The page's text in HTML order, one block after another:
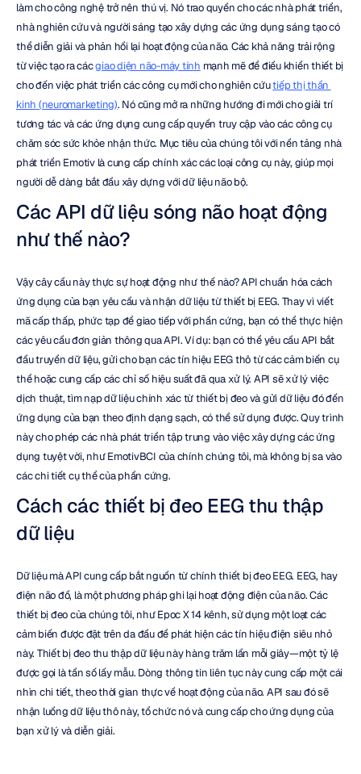
làm cho công nghệ trở nên thú vị. Nó trao quyền cho các nhà phát triển,
nhà nghiên cứu và người sáng tạo xây dựng các ứng dụng sáng tạo có
thể diễn giải và phản hồi lại hoạt động của não. Các khả năng trải rộng
từ việc tạo ra các giao diện não-máy tính mạnh mẽ để điều khiển thiết bị
cho đến việc phát triển các công cụ mới cho nghiên cứu tiếp thị thần
kinh (neuromarketing). Nó cũng mở ra những hướng đi mới cho giải trí
tương tác và các ứng dụng cung cấp quyền truy cập vào các công cụ
chăm sóc sức khỏe nhận thức. Mục tiêu của chúng tôi với nền tảng nhà
phát triển Emotiv là cung cấp chính xác các loại công cụ này, giúp mọi
người dễ dàng bắt đầu xây dựng với dữ liệu não bộ.
Các API dữ liệu sóng não hoạt động
như thế nào?
Vậy cây cầu này thực sự hoạt động như thế nào? API chuẩn hóa cách
ứng dụng của bạn yêu cầu và nhận dữ liệu từ thiết bị EEG. Thay vì viết
mã cấp thấp, phức tạp để giao tiếp với phần cứng, bạn có thể thực hiện
các yêu cầu đơn giản thông qua API. Ví dụ: bạn có thể yêu cầu API bắt
đầu truyền dữ liệu, gửi cho bạn các tín hiệu EEG thô từ các cảm biến cụ
thể hoặc cung cấp các chỉ số hiệu suất đã qua xử lý. API sẽ xử lý việc
dịch thuật, tìm nạp dữ liệu chính xác từ thiết bị đeo và gửi dữ liệu đó đến
ứng dụng của bạn theo định dạng sạch, có thể sử dụng được. Quy trình
này cho phép các nhà phát triển tập trung vào việc xây dựng các ứng
dụng tuyệt vời, như EmotivBCI của chính chúng tôi, mà không bị sa vào
các chi tiết cụ thể của phần cứng.
Cách các thiết bị đeo EEG thu thập
dữ liệu
Dữ liệu mà API cung cấp bắt nguồn từ chính thiết bị đeo EEG. EEG, hay
điện não đồ, là một phương pháp ghi lại hoạt động điện của não. Các
thiết bị đeo của chúng tôi, như Epoc X 14 kênh, sử dụng một loạt các
cảm biến được đặt trên da đầu để phát hiện các tín hiệu điện siêu nhỏ
này. Thiết bị đeo thu thập dữ liệu này hàng trăm lần mỗi giây—một tỷ lệ
được gọi là tần số lấy mẫu. Dòng thông tin liên tục này cung cấp một cái
nhìn chi tiết, theo thời gian thực về hoạt động của não. API sau đó sẽ
nhận luồng dữ liệu thô này, tổ chức nó và cung cấp cho ứng dụng của
bạn xử lý và diễn giải.